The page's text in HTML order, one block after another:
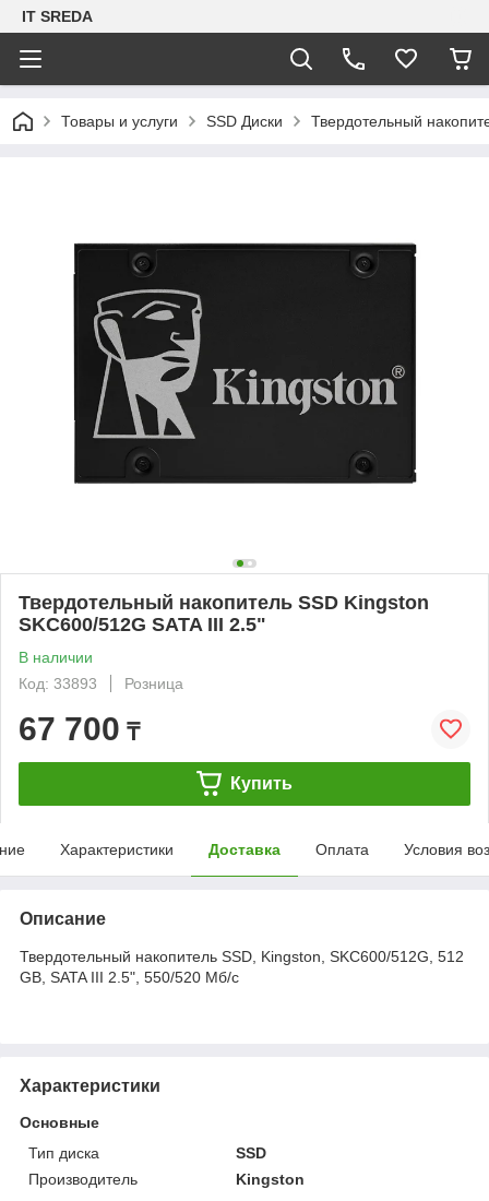
IT SREDA
Товары и услуги SSD Диски Твердотельный
Твердотельный накопитель SSD Kingston
SKC600/512G SATA III 2.5"
В наличии
Код: 33893
Розница
67 700 ₸
Купить
Характеристики Доставка Оплата Условия
Описание
Твердотельный накопитель SSD, Kingston, SKC600/512G, 512
GB, SATA III 2.5", 550/520 Мб/с
Характеристики
Основные
Тип диска
SSD
Производитель
Kingston